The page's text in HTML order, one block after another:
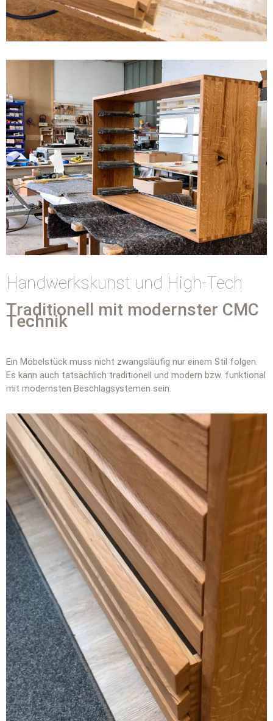
Handwerkskunst und High-Tech
Traditionell mit modernster CMC
Technik
Ein Möbelstück muss nicht zwangsläufig nur einem Stil folgen.
Es kann auch tatsächlich traditionell und modern bzw. funktional
mit modernsten Beschlagsystemen sein.